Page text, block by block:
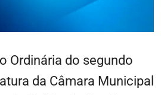
Ordinária do segundo
da Câmara Municipal